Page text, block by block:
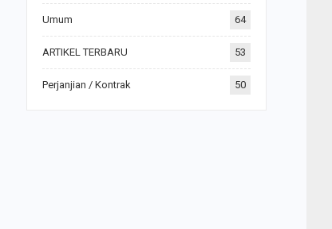
Umum 64
ARTIKEL TERBARU 53
Perjanjian / Kontrak 50